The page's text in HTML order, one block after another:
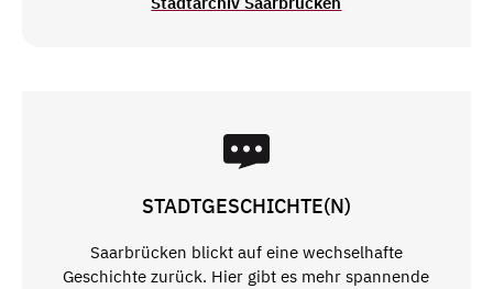
STADTGESCHICHTE(N)
Saarbrücken blickt auf eine wechselhafte
Geschichte zurück. Hier gibt es mehr spannende